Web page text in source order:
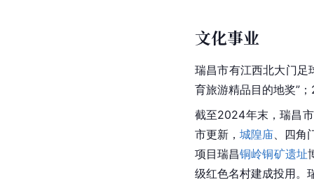
文化事业
瑞昌市有江西北大门足
育旅游精品目的地奖”
截至2024年末，瑞昌
市更新， 城隍庙 、四
项目瑞昌铜岭铜矿遗址
级红色名村建成投用。